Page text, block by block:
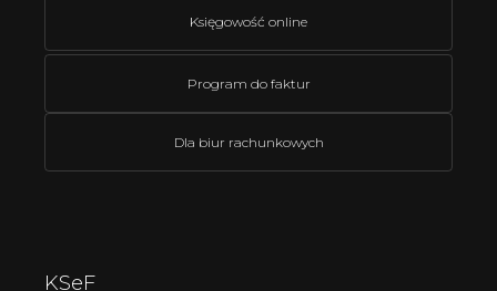
Księgowość online
Program do faktur
Dla biur rachunkowych
KSeF